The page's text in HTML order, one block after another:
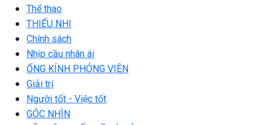
Thể thao
THIẾU NHI
Chính sách
Nhịp cầu nhân ái
ỐNG KÍNH PHÓNG VIÊN
Giải trí
Người tốt - Việc tốt
GÓC NHÌN